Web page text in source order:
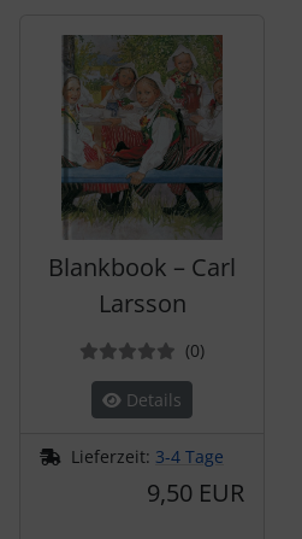
Blankbook – Carl
Larsson
(0Bewertungen
)
Details
Lieferzeit: 3-4 Tage
9,50 EUR